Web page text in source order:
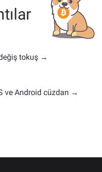
konumlarına sahip
varlıklarıana
tokuş →
ve Android cüzdan →